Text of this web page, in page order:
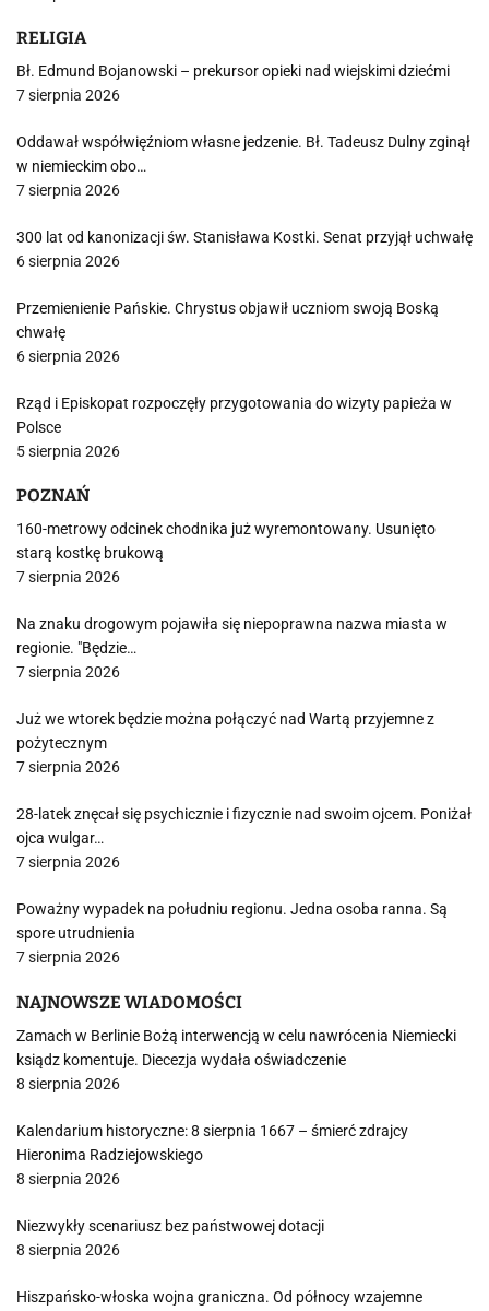
RELIGIA
Bł. Edmund Bojanowski – prekursor opieki nad wiejskimi dziećmi
7 sierpnia 2026
Oddawał współwięźniom własne jedzenie. Bł. Tadeusz Dulny zginął
w niemieckim obo…
7 sierpnia 2026
300 lat od kanonizacji św. Stanisława Kostki. Senat przyjął uchwałę
6 sierpnia 2026
Przemienienie Pańskie. Chrystus objawił uczniom swoją Boską
chwałę
6 sierpnia 2026
Rząd i Episkopat rozpoczęły przygotowania do wizyty papieża w
Polsce
5 sierpnia 2026
POZNAŃ
160-metrowy odcinek chodnika już wyremontowany. Usunięto
starą kostkę brukową
7 sierpnia 2026
Na znaku drogowym pojawiła się niepoprawna nazwa miasta w
regionie. "Będzie…
7 sierpnia 2026
Już we wtorek będzie można połączyć nad Wartą przyjemne z
pożytecznym
7 sierpnia 2026
28-latek znęcał się psychicznie i fizycznie nad swoim ojcem. Poniżał
ojca wulgar…
7 sierpnia 2026
Poważny wypadek na południu regionu. Jedna osoba ranna. Są
spore utrudnienia
7 sierpnia 2026
NAJNOWSZE WIADOMOŚCI
Zamach w Berlinie Bożą interwencją w celu nawrócenia Niemiecki
ksiądz komentuje. Diecezja wydała oświadczenie
8 sierpnia 2026
Kalendarium historyczne: 8 sierpnia 1667 – śmierć zdrajcy
Hieronima Radziejowskiego
8 sierpnia 2026
Niezwykły scenariusz bez państwowej dotacji
8 sierpnia 2026
Hiszpańsko-włoska wojna graniczna. Od północy wzajemne